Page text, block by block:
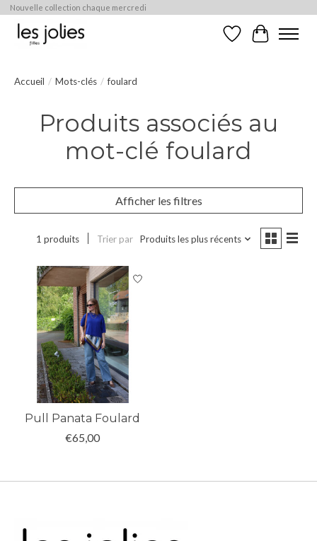
Nouvelle collection chaque mercredi
Liste de souhaits
Panier
Accueil / Mots-clés / foulard
Produits associés au
mot-clé foulard
Afficher les filtres
1 produits Trier par Produits les plus récents
Pull Panata Foulard
€65,00